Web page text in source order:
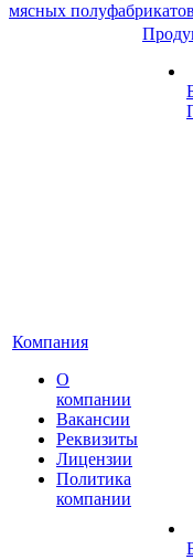
Компания
О
компании
Вакансии
Реквизиты
Лицензии
Политика
компании